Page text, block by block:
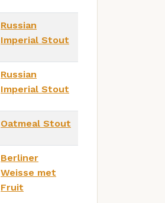
Russian
Imperial Stout
Russian
Imperial Stout
Oatmeal Stout
Berliner
Weisse met
Fruit